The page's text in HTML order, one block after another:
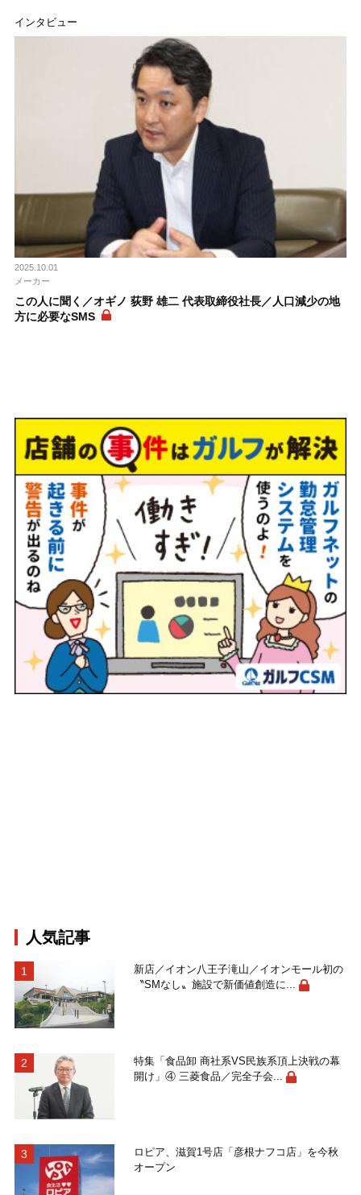
インタビュー
2025.10.01
メーカー
この人に聞く／オギノ 荻野 雄二 代表取締役社長／人口減少の地
方に必要なSMS
人気記事
新店／イオン八王子滝山／イオンモール初の
〝SMなし〟施設で新価値創造に...
特集「食品卸 商社系VS民族系頂上決戦の幕
開け」④ 三菱食品／完全子会...
ロピア、滋賀1号店「彦根ナフコ店」を今秋
オープン